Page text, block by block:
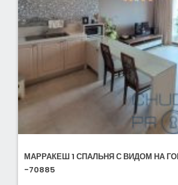
МАРРАКЕШ 1 СПАЛЬНЯ С ВИДОМ НА
-70885